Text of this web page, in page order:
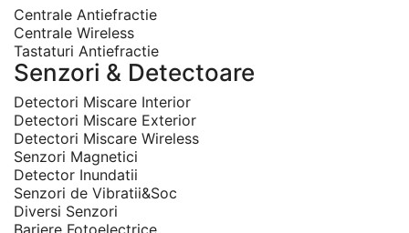
Centrale Antiefractie
Centrale Wireless
Tastaturi Antiefractie
Senzori & Detectoare
Detectori Miscare Interior
Detectori Miscare Exterior
Detectori Miscare Wireless
Senzori Magnetici
Detector Inundatii
Senzori de Vibratii&Soc
Diversi Senzori
Bariere Fotoelectrice